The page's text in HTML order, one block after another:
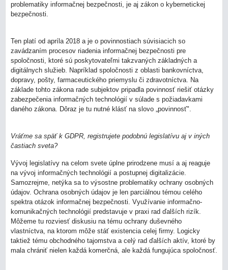
problematiky informačnej bezpečnosti, je aj zákon o kybernetickej
bezpečnosti.
Ten platí od apríla 2018 a je o povinnostiach súvisiacich so
zavádzaním procesov riadenia informačnej bezpečnosti pre
spoločnosti, ktoré sú poskytovateľmi takzvaných základných a
digitálnych služieb. Napríklad spoločnosti z oblasti bankovníctva,
dopravy, pošty, farmaceutického priemyslu či zdravotníctva. Na
základe tohto zákona rade subjektov pripadla povinnosť riešiť otázky
zabezpečenia informačných technológií v súlade s požiadavkami
daného zákona. Dôraz je tu nutné klásť na slovo „povinnosť".
Vráťme sa späť k GDPR, registrujete podobnú legislatívu aj v iných
častiach sveta?
Vývoj legislatívy na celom svete úplne prirodzene musí a aj reaguje
na vývoj informačných technológií a postupnej digitalizácie.
Samozrejme, netýka sa to výsostne problematiky ochrany osobných
údajov. Ochrana osobných údajov je len parciálnou témou celého
spektra otázok informačnej bezpečnosti. Využívanie informačno-
komunikačných technológií predstavuje v praxi rad ďalších rizík.
Môžeme tu rozviesť diskusiu na tému ochrany duševného
vlastníctva, na ktorom môže stáť existencia celej firmy. Logicky
taktiež tému obchodného tajomstva a celý rad ďalších aktív, ktoré by
mala chrániť nielen každá komerčná, ale každá fungujúca spoločnosť.